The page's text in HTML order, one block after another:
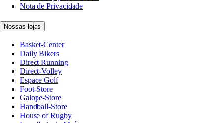
Nota de Privacidade
Nossas lojas
Basket-Center
Daily Bikers
Direct Running
Direct-Volley
Espace Golf
Foot-Store
Galope-Store
Handball-Store
House of Rugby